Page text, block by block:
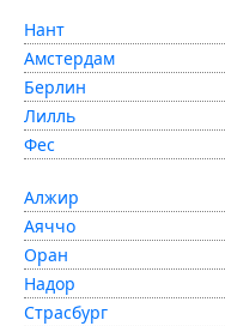
Нант
Амстердам
Берлин
Лилль
Фес
Алжир
Аяччо
Оран
Надор
Страсбург